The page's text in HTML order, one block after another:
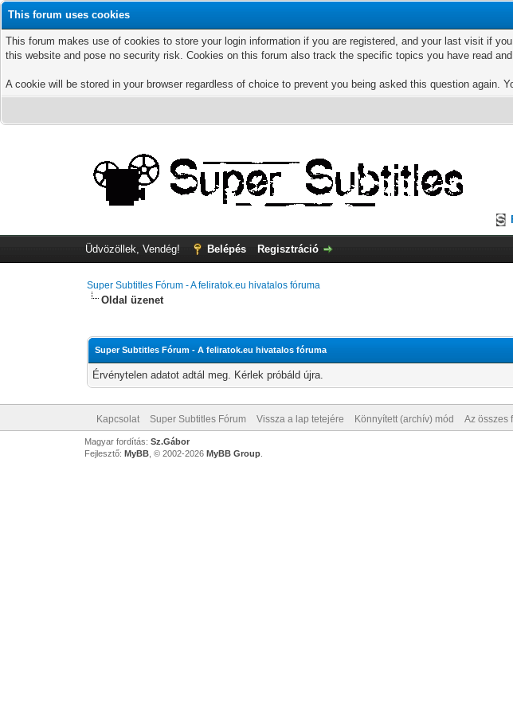
This forum uses cookies
This forum makes use of cookies to store your login information if you are registered, and your last visit if
this website and pose no security risk. Cookies on this forum also track the specific topics you have read
A cookie will be stored in your browser regardless of choice to prevent you being asked this question again.
Üdvözöllek, Vendég! Belépés Regisztráció
Super Subtitles Fórum - A feliratok.eu hivatalos fóruma
Oldal üzenet
Super Subtitles Fórum - A feliratok.eu hivatalos fóruma
Érvénytelen adatot adtál meg. Kérlek próbáld újra.
Kapcsolat Super Subtitles Fórum Vissza a lap tetejére Könnyített (archív) mód Az összes
Magyar fordítás: Sz.Gábor
Fejlesztő: MyBB, © 2002-2026 MyBB Group.